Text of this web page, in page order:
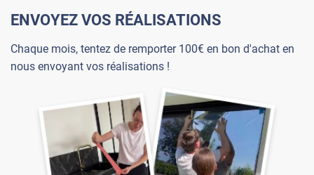
ENVOYEZ VOS RÉALISATIONS
Chaque mois, tentez de remporter 100€ en bon d'achat en
nous envoyant vos réalisations !